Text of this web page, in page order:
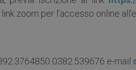
zoom per l’accesso online
0382.539676 e-mail